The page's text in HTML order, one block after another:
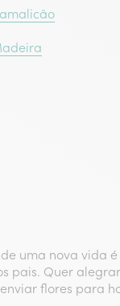
uma nova vida
pais. Quer
flores para